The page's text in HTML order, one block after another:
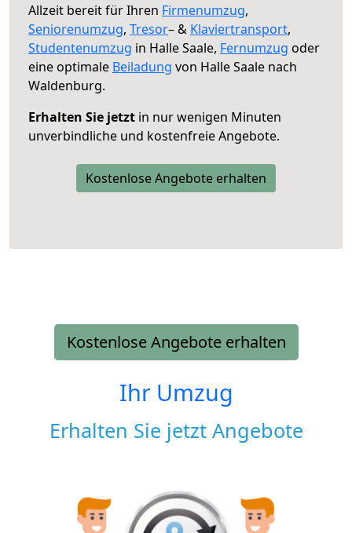
Allzeit bereit für Ihren Firmenumzug,
Seniorenumzug, Tresor– & Klaviertransport,
Studentenumzug in Halle Saale, Fernumzug oder
eine optimale Beiladung von Halle Saale nach
Waldenburg.
Erhalten Sie jetzt in nur wenigen Minuten
unverbindliche und kostenfreie Angebote.
Kostenlose Angebote erhalten
Kostenlose Angebote erhalten
Ihr Umzug
Erhalten Sie jetzt Angebote